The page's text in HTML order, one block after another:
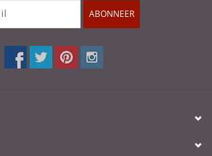
ABONNEER